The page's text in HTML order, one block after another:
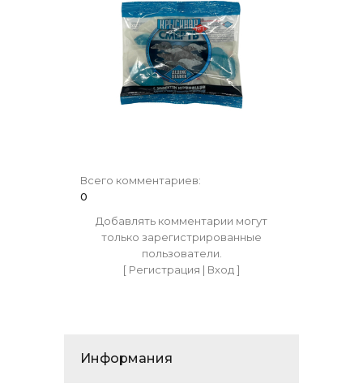
Всего комментариев:
0
Добавлять комментарии могут
только зарегистрированные
пользователи.
[ Регистрация | Вход]
Информания